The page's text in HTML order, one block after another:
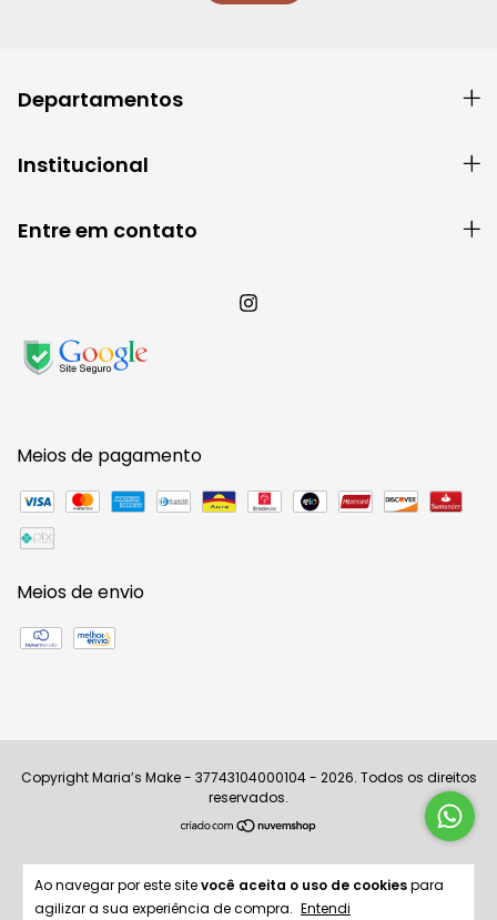
Ao navegar por este sitevocê aceita o uso de cookiespara
agilizar a sua experiência de compra. Entendi
Departamentos
Institucional
Entre em contato
Meios de pagamento
Meios de envio
Copyright Maria’s Make - 37743104000104 - 2026. Todos os direitos
reservados.